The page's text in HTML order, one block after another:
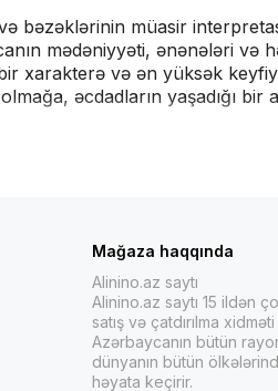
bəzəklərinin müasir
mədəniyyəti, ənənələri və
xarakterə və ən yüksək
əcdadların yaşadığı bir
Mağaza haqqında
Alinino.az saytı
Alinino.az saytı 15 ildən
satış və çatdırılma
Azərbaycanın bütün
dünyanın bütün
həyata keçirir.